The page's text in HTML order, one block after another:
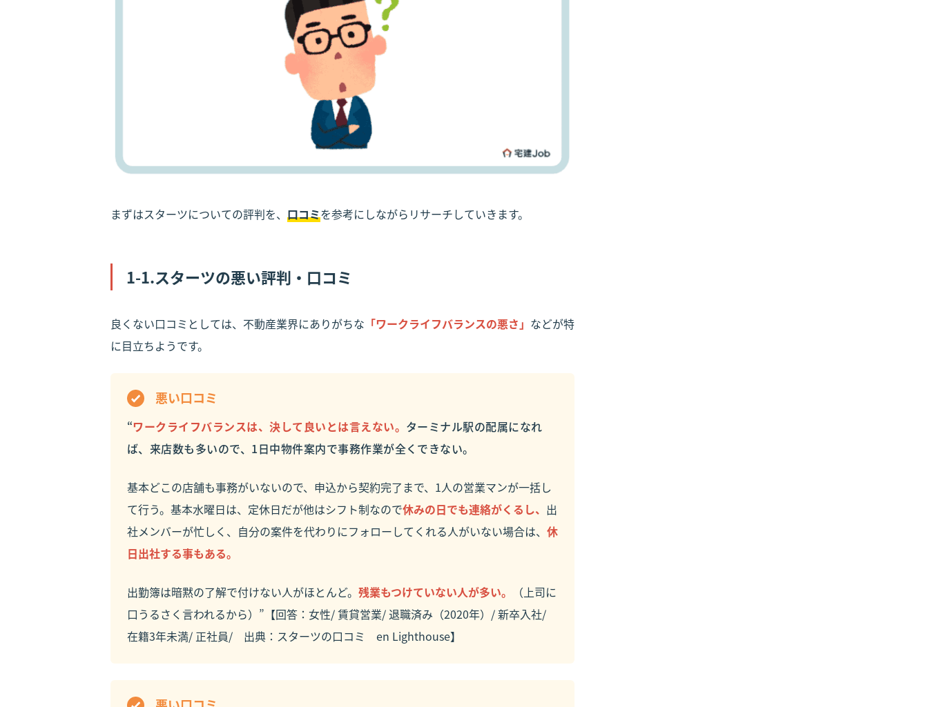
まずはスターツについての評判を、 口コミを参考にしながらリサーチしていきます。
1-1.スターツの悪い評判・口コミ
良くない口コミとしては、不動産業界にありがちな 「ワークライフバランスの悪さ」 などが特
に目立ちようです。
悪い口コミ
“ワークライフバランスは、決して良いとは言えない。 ターミナル駅の配属になれ
ば、来店数も多いので、1日中物件案内で事務作業が全くできない。
基本どこの店舗も事務がいないので、申込から契約完了まで、1人の営業マンが一括し
て行う。基本水曜日は、定休日だが他はシフト制なので休みの日でも連絡がくるし、 出
社メンバーが忙しく、自分の案件を代わりにフォローしてくれる人がいない場合は、 休
日出社する事もある。
出勤簿は暗黙の了解で付けない人がほとんど。 残業もつけていない人が多い。
（上司に
口うるさく言われるから）”【回答：女性/ 賃貸営業/ 退職済み（2020年）/ 新卒入社/
在籍3年未満/ 正社員/ 出典： スターツの口コミ en Lighthouse】